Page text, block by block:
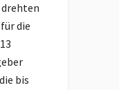
die
bis